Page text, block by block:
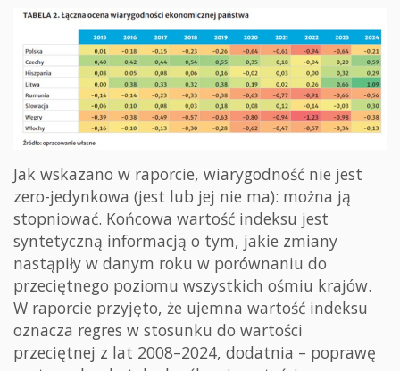
Jak wskazano w raporcie, wiarygodność nie jest
zero-jedynkowa (jest lub jej nie ma): można ją
stopniować. Końcowa wartość indeksu jest
syntetyczną informacją o tym, jakie zmiany
nastąpiły w danym roku w porównaniu do
przeciętnego poziomu wszystkich ośmiu krajów.
W raporcie przyjęto, że ujemna wartość indeksu
oznacza regres w stosunku do wartości
przeciętnej z lat 2008–2024, dodatnia – poprawę